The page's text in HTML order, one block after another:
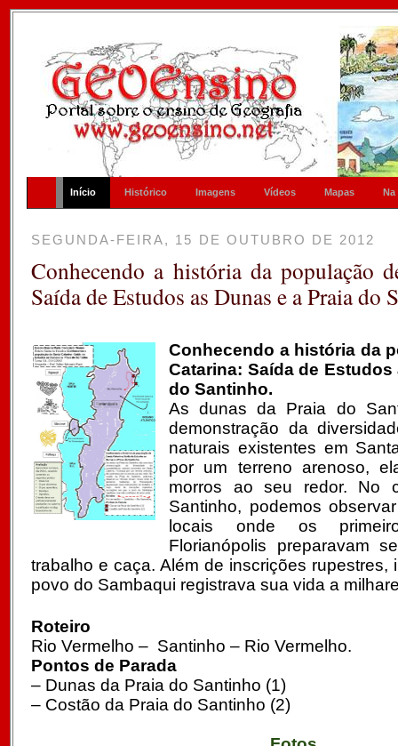
Início Histórico Imagens Vídeos Mapas Na
SEGUNDA-FEIRA, 15 DE OUTUBRO DE 2012
Conhecendo a história da população
Saída de Estudos as Dunas e a Praia do
Conhecendo a história da
Catarina: Saída de
do Santinho.
As dunas da Praia do
demonstração da
naturais existentes em
por um terreno arenoso,
morros ao seu redor. No
Santinho, podemos
locais onde os
Florianópolis preparavam
trabalho e caça. Além de inscrições rupestres,
povo do Sambaqui registrava sua vida a
Roteiro
Rio Vermelho – Santinho – Rio Vermelho.
Pontos de Parada
– Dunas da Praia do Santinho (1)
– Costão da Praia do Santinho (2)